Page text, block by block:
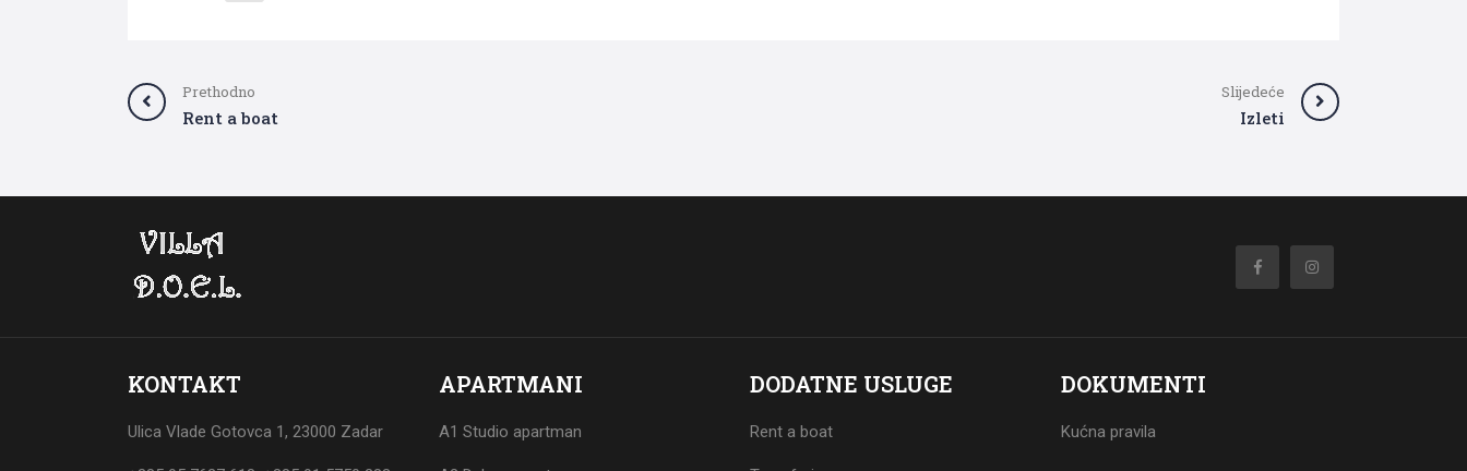
Prethodno
Rent a boat
Slijedeće
Izleti
KONTAKT
Ulica Vlade Gotovca 1, 23000 Zadar
APARTMANI
A1 Studio apartman
DODATNE USLUGE
Rent a boat
DOKUMENTI
Kućna pravila